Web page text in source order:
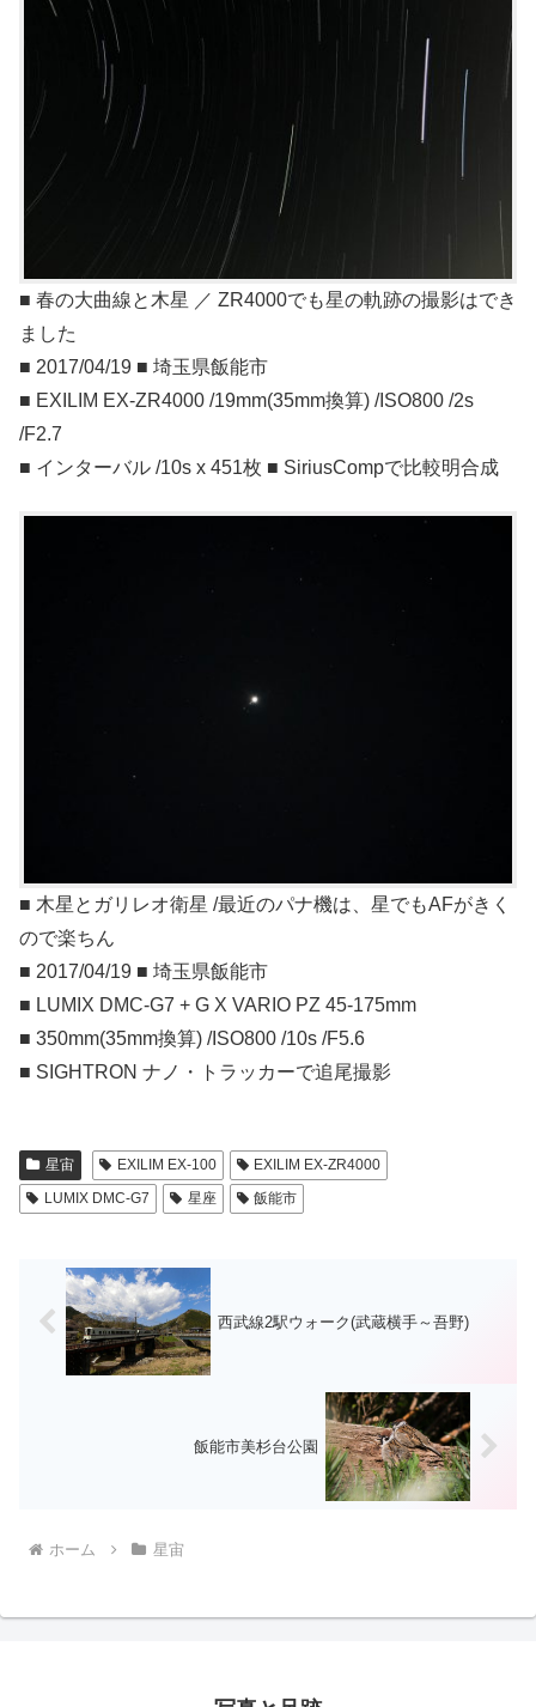
■ 春の大曲線と木星 ／ ZR4000でも星の軌跡の撮影はでき
ました
■ 2017/04/19 ■ 埼玉県飯能市
■ EXILIM EX-ZR4000 /19mm(35mm換算) /ISO800 /2s
/F2.7
■ インターバル /10s x 451枚 ■ SiriusCompで比較明合成
■ 木星とガリレオ衛星 /最近のパナ機は、星でもAFがきく
ので楽ちん
■ 2017/04/19 ■ 埼玉県飯能市
■ LUMIX DMC-G7 + G X VARIO PZ 45-175mm
■ 350mm(35mm換算) /ISO800 /10s /F5.6
■ SIGHTRON ナノ・トラッカーで追尾撮影
星宙 EXILIM EX-100
EXILIM EX-ZR4000
LUMIX DMC-G7
星座 飯能市
西武線2駅ウォーク(武蔵横手～吾野)
飯能市美杉台公園
ホーム 星宙